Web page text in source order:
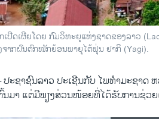
ປີດເຜີຍໂດຍ ກົມວິທະຍຸແຫ່ງຊາດຂອງລາວ
າກຝົນຕົກໜັກຍ້ອນພາຍຸໄຕ້ຟຸ່ນ ຢາກິ (Yagi).
ປະຊາຊົນລາວ ປະເຊີນກັບ ໄພທຳມະຊາດ
ນມາ ແຕ່ມີພຽງສ່ວນໜ້ອຍທີ່ໄດ້ຮັບການຊ່ວ